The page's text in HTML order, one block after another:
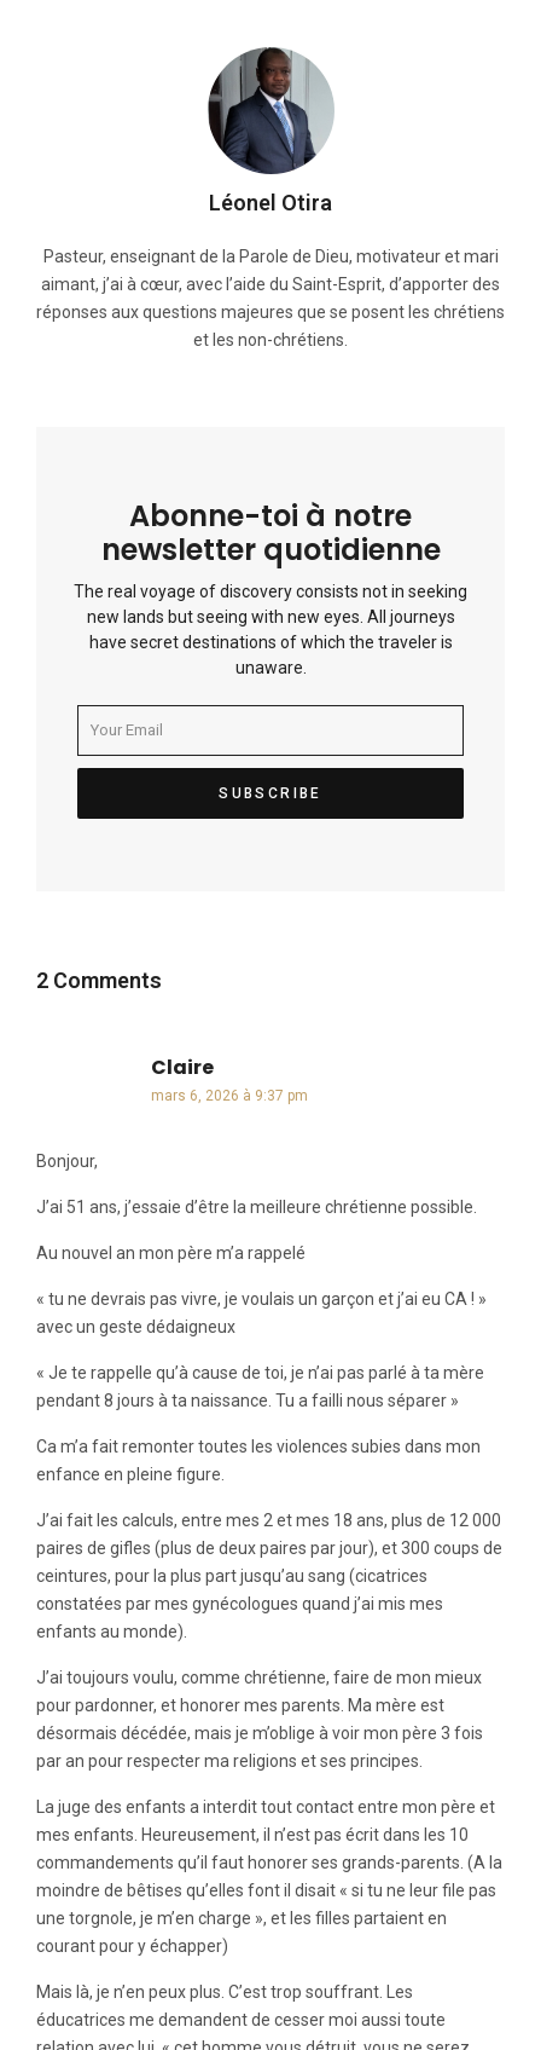
Léonel Otira
Pasteur, enseignant de la Parole de Dieu, motivateur et mari
aimant, j’ai à cœur, avec l’aide du Saint-Esprit, d’apporter des
réponses aux questions majeures que se posent les chrétiens
et les non-chrétiens.
Abonne-toi à notre
newsletter quotidienne
The real voyage of discovery consists not in seeking
new lands but seeing with new eyes. All journeys
have secret destinations of which the traveler is
unaware.
2 Comments
Clairedit :
mars 6, 2026 à 9:37 pm
Bonjour,
J’ai 51 ans, j’essaie d’être la meilleure chrétienne possible.
Au nouvel an mon père m’a rappelé
« tu ne devrais pas vivre, je voulais un garçon et j’ai eu CA ! »
avec un geste dédaigneux
« Je te rappelle qu’à cause de toi, je n’ai pas parlé à ta mère
pendant 8 jours à ta naissance. Tu a failli nous séparer »
Ca m’a fait remonter toutes les violences subies dans mon
enfance en pleine figure.
J’ai fait les calculs, entre mes 2 et mes 18 ans, plus de 12 000
paires de gifles (plus de deux paires par jour), et 300 coups de
ceintures, pour la plus part jusqu’au sang (cicatrices
constatées par mes gynécologues quand j’ai mis mes
enfants au monde).
J’ai toujours voulu, comme chrétienne, faire de mon mieux
pour pardonner, et honorer mes parents. Ma mère est
désormais décédée, mais je m’oblige à voir mon père 3 fois
par an pour respecter ma religions et ses principes.
La juge des enfants a interdit tout contact entre mon père et
mes enfants. Heureusement, il n’est pas écrit dans les 10
commandements qu’il faut honorer ses grands-parents. (A la
moindre de bêtises qu’elles font il disait « si tu ne leur file pas
une torgnole, je m’en charge », et les filles partaient en
courant pour y échapper)
Mais là, je n’en peux plus. C’est trop souffrant. Les
éducatrices me demandent de cesser moi aussi toute